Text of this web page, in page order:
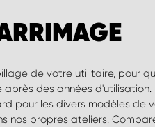
de votre utilitaire, pour
des années d'utilisation.
pour les divers modèles de
nos propres ateliers.
matériau présentant de
est un matériau en soi
et qui isole